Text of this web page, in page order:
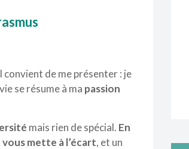
convient de me présenter : je
se résume à ma passion
mais rien de spécial. En
vous mette à l’écart, et un